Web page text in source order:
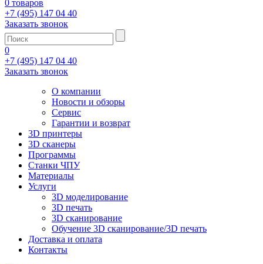
0 товаров
+7 (495) 147 04 40
Заказать звонок
0
+7 (495) 147 04 40
Заказать звонок
О компании
Новости и обзоры
Сервис
Гарантии и возврат
3D принтеры
3D сканеры
Программы
Станки ЧПУ
Материалы
Услуги
3D моделирование
3D печать
3D сканирование
Обучение 3D сканирование/3D печать
Доставка и оплата
Контакты